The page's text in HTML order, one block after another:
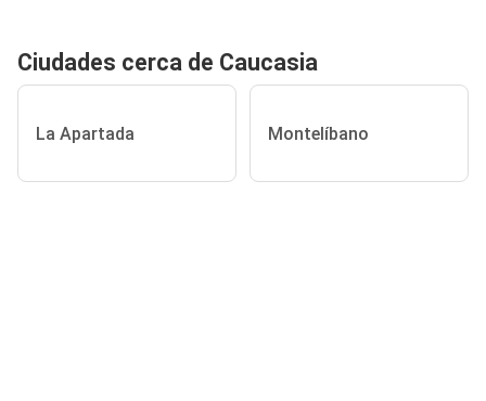
Ciudades cerca de Caucasia
La Apartada Montelíbano